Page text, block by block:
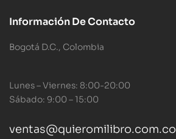
Información De Contacto
Bogotá D.C., Colombia
Lunes – Viernes: 8:00-20:00
Sábado: 9:00 – 15:00
ventas@quieromilibro.com.co